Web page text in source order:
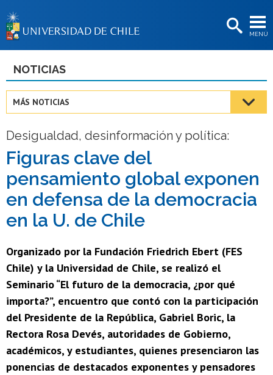
MENÚ
BIBLIOTECAS
Estudiantes
Académicas/os
Funcionarias/os
Egresadas/os
NOTICIAS
MÁS NOTICIAS
Desigualdad, desinformación y política:
Figuras clave del
pensamiento global exponen
en defensa de la democracia
en la U. de Chile
Organizado por la Fundación Friedrich Ebert (FES
Chile) y la Universidad de Chile, se realizó el
Seminario “El futuro de la democracia, ¿por qué
importa?”, encuentro que contó con la participación
del Presidente de la República, Gabriel Boric, la
Rectora Rosa Devés, autoridades de Gobierno,
académicos, y estudiantes, quienes presenciaron las
ponencias de destacados exponentes y pensadores